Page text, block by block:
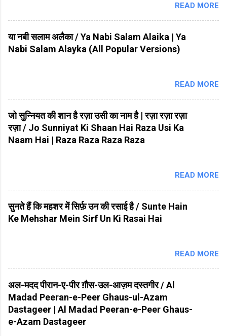
READ MORE
या नबी सलाम अलैका / Ya Nabi Salam Alaika | Ya
Nabi Salam Alayka (All Popular Versions)
READ MORE
जो सुन्नियत की शान है रज़ा उसी का नाम है | रज़ा रज़ा रज़ा
रज़ा / Jo Sunniyat Ki Shaan Hai Raza Usi Ka
Naam Hai | Raza Raza Raza Raza
READ MORE
सुनते हैं कि महशर में सिर्फ़ उन की रसाई है / Sunte Hain
Ke Mehshar Mein Sirf Un Ki Rasai Hai
READ MORE
अल-मदद पीरान-ए-पीर ग़ौस-उल-आज़म दस्तगीर / Al
Madad Peeran-e-Peer Ghaus-ul-Azam
Dastageer | Al Madad Peeran-e-Peer Ghaus-
e-Azam Dastageer